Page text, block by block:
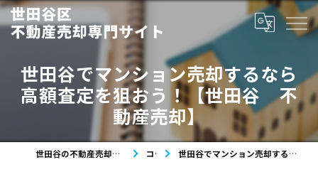
世田谷でマンション売却するなら
高額査定を狙おう！【世田谷 不
動産売却】
世田谷の不動産売却なら世田谷区不動産売却専門サイト コラム 世田谷でマンション売却するなら高額査定を狙おう！【世田谷 不動産売却】